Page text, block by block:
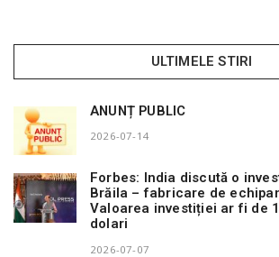
ULTIMELE STIRI
ANUNȚ PUBLIC
2026-07-14
Forbes: India discută o
Brăila – fabricare de
Valoarea investiției ar fi de
dolari
2026-07-07